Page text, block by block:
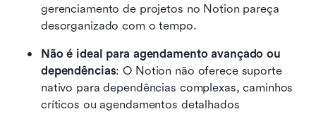
gerenciamento de projetos no Notion pareça
desorganizado com o tempo.
Não é ideal para agendamento avançado ou
dependências: O Notion não oferece suporte
nativo para dependências complexas, caminhos
críticos ou agendamentos detalhados